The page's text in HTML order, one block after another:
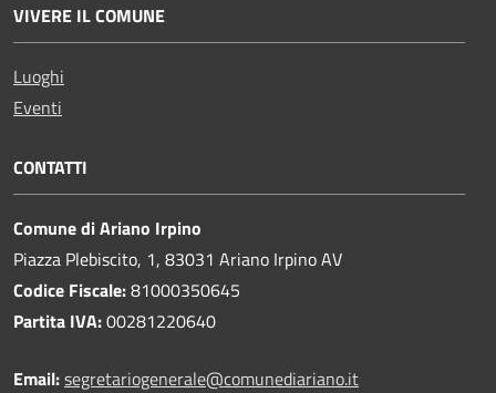
VIVERE IL COMUNE
Luoghi
Eventi
CONTATTI
Comune di Ariano Irpino
Piazza Plebiscito, 1, 83031 Ariano Irpino AV
Codice Fiscale:81000350645
Partita IVA:00281220640
Email:segretariogenerale@comunediariano.it